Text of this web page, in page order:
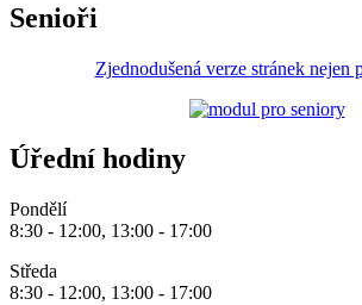
Senioři
Zjednodušená verze stránek nejen
Úřední hodiny
Pondělí
8:30 - 12:00, 13:00 - 17:00
Středa
8:30 - 12:00, 13:00 - 17:00